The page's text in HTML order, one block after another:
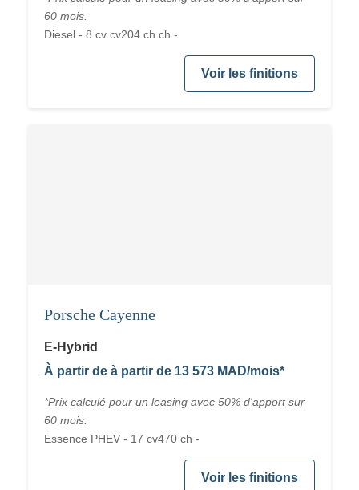
60 mois.
Diesel - 8 cv cv204 ch ch -
Voir les finitions
Porsche Cayenne
E-Hybrid
À partir de à partir de 13 573 MAD/mois*
*Prix calculé pour un leasing avec 50% d'apport sur
60 mois.
Essence PHEV - 17 cv470 ch -
Voir les finitions